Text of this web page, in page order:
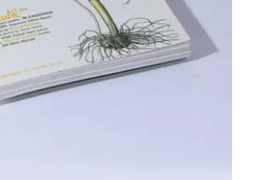
n°2 – Art ou nature